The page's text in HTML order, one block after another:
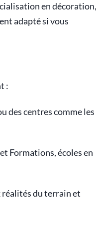
en décoration,
adapté si vous
:
des centres comme les
Formations, écoles en
du terrain et